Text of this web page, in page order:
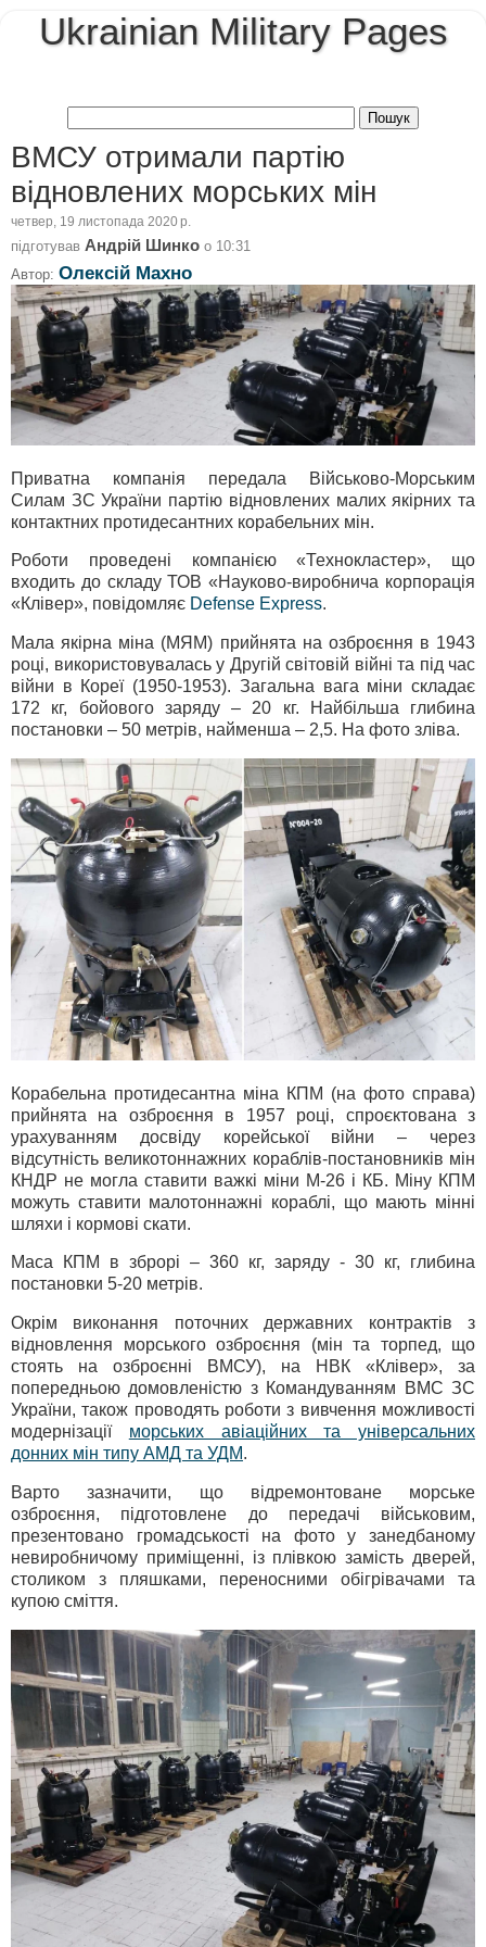
Ukrainian Military Pages
ВМСУ отримали партію
відновлених морських мін
четвер, 19 листопада 2020 р.
підготував Андрій Шинко о 10:31
Автор: Олексій Махно
Приватна компанія передала Військово-Морським
Силам ЗС України партію відновлених малих якірних та
контактних протидесантних корабельних мін.
Роботи проведені компанією «Технокластер», що
входить до складу ТОВ «Науково-виробнича корпорація
«Клівер», повідомляє Defense Express.
Мала якірна міна (МЯМ) прийнята на озброєння в 1943
році, використовувалась у Другій світовій війні та під час
війни в Кореї (1950-1953). Загальна вага міни складає
172 кг, бойового заряду – 20 кг. Найбільша глибина
постановки – 50 метрів, найменша – 2,5. На фото зліва.
Корабельна протидесантна міна КПМ (на фото справа)
прийнята на озброєння в 1957 році, спроєктована з
урахуванням досвіду корейської війни – через
відсутність великотоннажних кораблів-постановників мін
КНДР не могла ставити важкі міни М-26 і КБ. Міну КПМ
можуть ставити малотоннажні кораблі, що мають мінні
шляхи і кормові скати.
Маса КПМ в зброрі – 360 кг, заряду - 30 кг, глибина
постановки 5-20 метрів.
Окрім виконання поточних державних контрактів з
відновлення морського озброєння (мін та торпед, що
стоять на озброєнні ВМСУ), на НВК «Клівер», за
попередньою домовленістю з Командуванням ВМС ЗС
України, також проводять роботи з вивчення можливості
модернізації морських авіаційних та універсальних
донних мін типу АМД та УДМ.
Варто зазначити, що відремонтоване морське
озброєння, підготовлене до передачі військовим,
презентовано громадськості на фото у занедбаному
невиробничому приміщенні, із плівкою замість дверей,
столиком з пляшками, переносними обігрівачами та
купою сміття.